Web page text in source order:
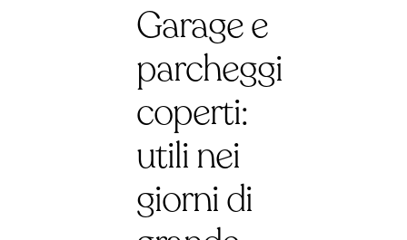
Garage e
parcheggi
coperti:
utili nei
giorni di